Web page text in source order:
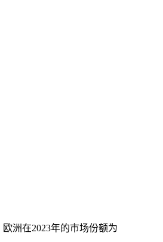
洲在2023年的市场份额为